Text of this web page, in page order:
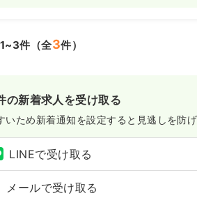
1~3件（全3件）
の新着求人を受け取る
いため新着通知を設定すると見逃しを防
LINEで受け取る
メールで受け取る